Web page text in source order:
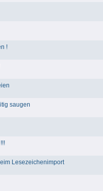
!
saugen
Lesezeichenimport